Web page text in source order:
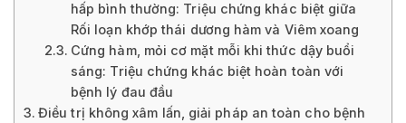
hấp bình thường: Triệu chứng khác biệt giữa
Rối loạn khớp thái dương hàm và Viêm xoang
Cứng hàm, mỏi cơ mặt mỗi khi thức dậy buổi
sáng: Triệu chứng khác biệt hoàn toàn với
bệnh lý đau đầu
Điều trị không xâm lấn, giải pháp an toàn cho bệnh